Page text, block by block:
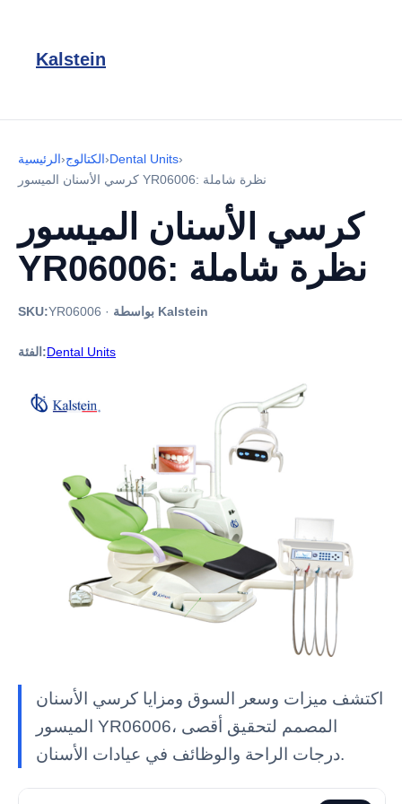
Kalstein
الرئيسية›الكتالوج›Dental Units›
كرسي الأسنان الميسور YR06006: نظرة شاملة
كرسي الأسنان الميسور
YR06006: نظرة شاملة
SKU:YR06006 · بواسطة Kalstein
الفئة:Dental Units
اكتشف ميزات وسعر السوق ومزايا كرسي الأسنان
الميسور YR06006، المصمم لتحقيق أقصى
درجات الراحة والوظائف في عيادات الأسنان.